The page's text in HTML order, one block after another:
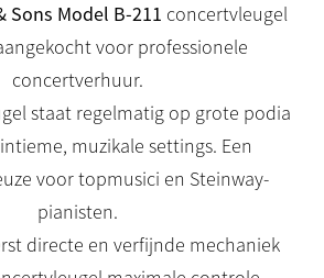
Sons Model B-211 concertvleugel
voor professionele
concertverhuur.
staat regelmatig op grote podia
muzikale settings. Een
voor topmusici en Steinway-
pianisten.
directe en verfijnde mechaniek